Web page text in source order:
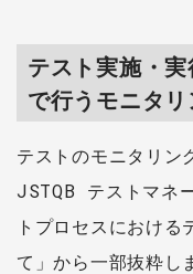
テスト実施・
で行うモニタ
テストのモニタリン
JSTQB テストマネ
トプロセスにおけ
て」から一部抜粋し